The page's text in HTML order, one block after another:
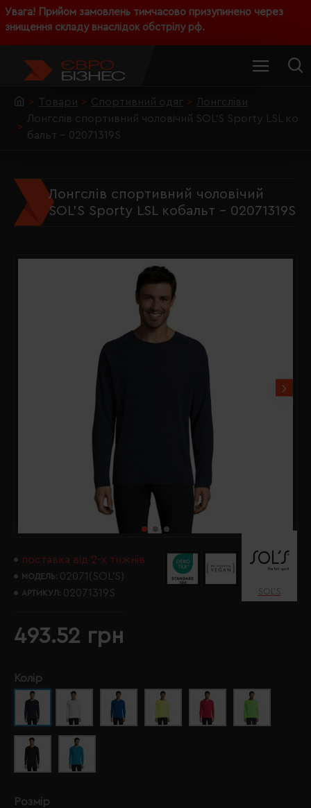
Увага! Прийом замовлень тимчасово призупинено через
знищення складу внаслідок обстрілу рф.
Товари Спортивний одяг
Лонгсліви
Лонгслів спортивний чоловічий SOL'S Sporty LSL ко
бальт - 02071319S
Лонгслів спортивний чоловічий
SOL'S Sporty LSL кобальт - 02071319S
поставка від 2-х тижнів
МОДЕЛЬ: 02071(SOL’S)
АРТИКУЛ: 02071319S SOL’S
493.52 грн
Колір
Розмір